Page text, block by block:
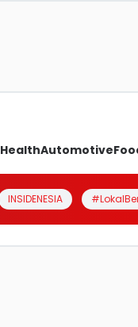
HealthAutomotive
INSIDENESIA